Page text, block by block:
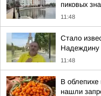
пиковых
11:48
Стало
Надеждину
11:48
В облепихе
нашли